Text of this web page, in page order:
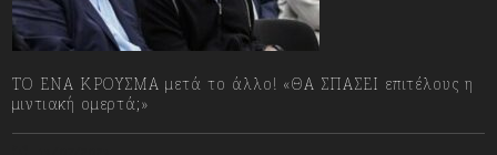
ΤΟ ΕΝΑ ΚΡΟΥΣΜΑ μετά το άλλο! «ΘΑ ΣΠΑΣΕΙ επιτέλους η
μιντιακή ομερτά;»